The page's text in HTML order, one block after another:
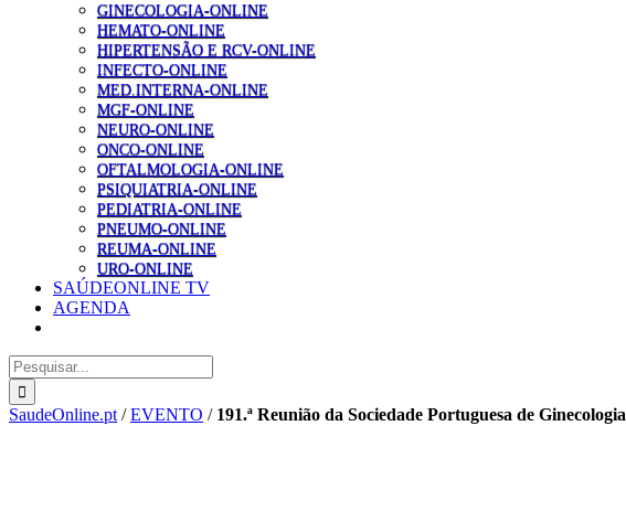
GINECOLOGIA-ONLINE
HEMATO-ONLINE
HIPERTENSÃO E RCV-ONLINE
INFECTO-ONLINE
MED.INTERNA-ONLINE
MGF-ONLINE
NEURO-ONLINE
ONCO-ONLINE
OFTALMOLOGIA-ONLINE
PSIQUIATRIA-ONLINE
PEDIATRIA-ONLINE
PNEUMO-ONLINE
REUMA-ONLINE
URO-ONLINE
SAÚDEONLINE TV
AGENDA
Pesquisar
SaudeOnline.pt /EVENTO / 191.ª Reunião da Sociedade Portuguesa de Ginecologia